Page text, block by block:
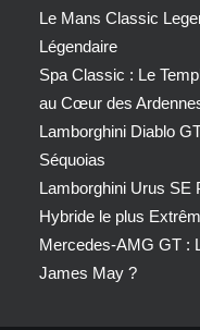
Le Mans Classic
Légendaire
Spa Classic : Le
au Cœur des
Lamborghini Diablo
Séquoias
Lamborghini Urus SE
Hybride le plus
Mercedes-AMG GT :
James May ?